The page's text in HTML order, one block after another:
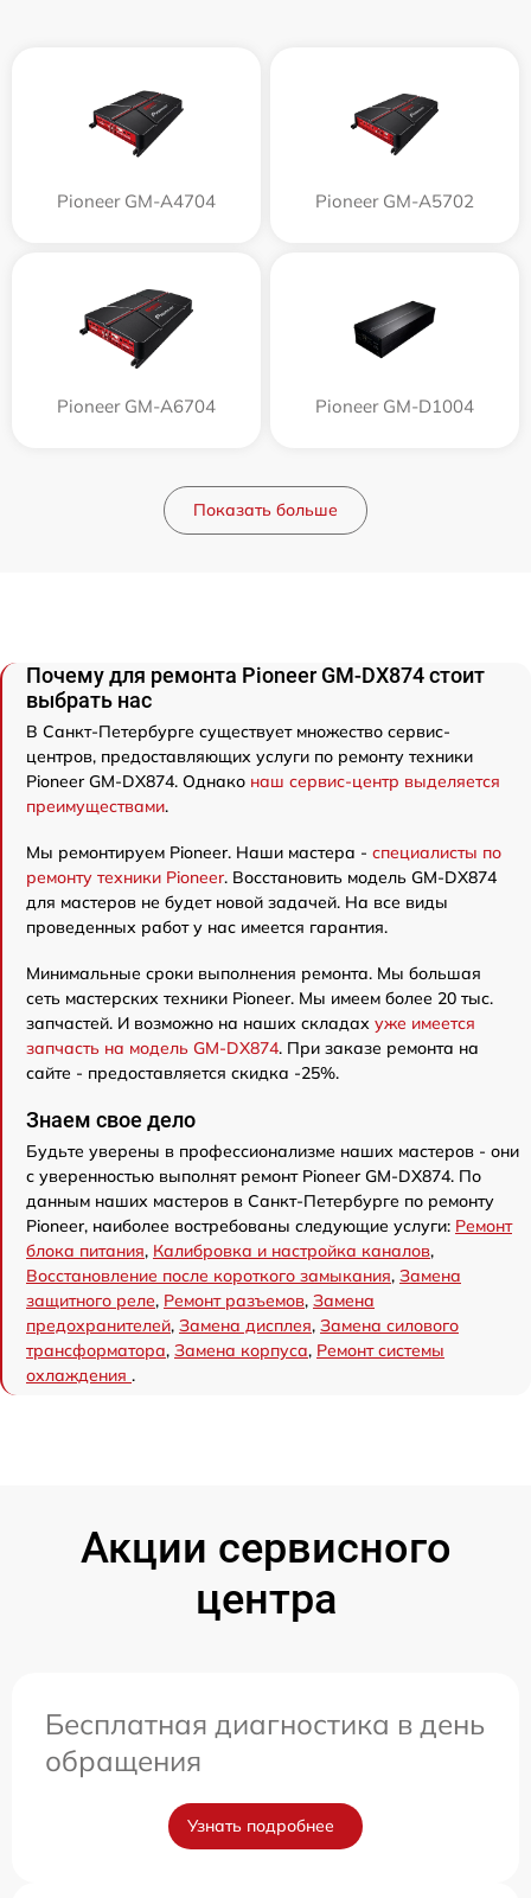
Pioneer GM-A4704 Pioneer GM-A5702
Pioneer GM-A6704 Pioneer GM-D1004
Показать больше
Почему для ремонта Pioneer GM-DX874 стоит
выбрать нас
В Санкт-Петербурге существует множество сервис-
центров, предоставляющих услуги по ремонту техники
Pioneer GM-DX874. Однако наш сервис-центр выделяется
преимуществами.
Мы ремонтируем Pioneer. Наши мастера - специалисты по
ремонту техники Pioneer. Восстановить модель GM-DX874
для мастеров не будет новой задачей. На все виды
проведенных работ у нас имеется гарантия.
Минимальные сроки выполнения ремонта. Мы большая
сеть мастерских техники Pioneer. Мы имеем более 20 тыс.
запчастей. И возможно на наших складах уже имеется
запчасть на модель GM-DX874. При заказе ремонта на
сайте - предоставляется скидка -25%.
Знаем свое дело
Будьте уверены в профессионализме наших мастеров - они
с уверенностью выполнят ремонт Pioneer GM-DX874. По
данным наших мастеров в Санкт-Петербурге по ремонту
Pioneer, наиболее востребованы следующие услуги: Ремонт
блока питания, Калибровка и настройка каналов,
Восстановление после короткого замыкания, Замена
защитного реле, Ремонт разъемов, Замена
предохранителей, Замена дисплея, Замена силового
трансформатора, Замена корпуса, Ремонт системы
охлаждения .
Акции сервисного
центра
Бесплатная диагностика в день
обращения
Узнать подробнее